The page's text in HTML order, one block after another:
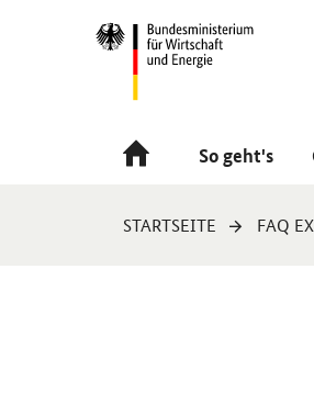
Navigation
Hauptmenü
So geht's
Sie
STARTSEITE FAQ